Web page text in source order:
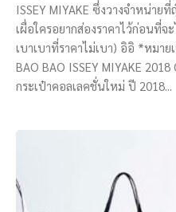
ISSEY MIYAKE ซึ่งวางจำหน่า
เผื่อใครอยากส่องราคาไว้ก่อนที่
เบาเบาที่ราคาไม่เบา) อิอิ *หมา
BAO BAO ISSEY MIYAKE
กระเป๋าคอลเลคชั่นใหม่ ปี 2018...